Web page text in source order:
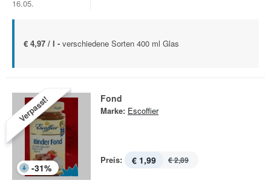
16.05.
€ 4,97 / l - verschiedene Sorten 400 ml Glas
Verpasst!
-31%
Fond
Marke: Escoffier
Preis: € 1,99 € 2,89